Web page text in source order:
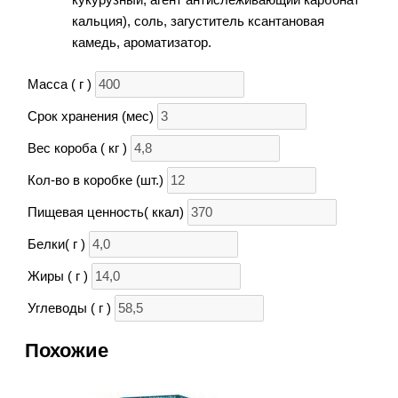
кальция), соль, загуститель ксантановая
камедь, ароматизатор.
Масса ( г )
Срок хранения (мес)
Вес короба ( кг )
Кол-во в коробке (шт.)
Пищевая ценность( ккал)
Белки( г )
Жиры ( г )
Углеводы ( г )
Похожие